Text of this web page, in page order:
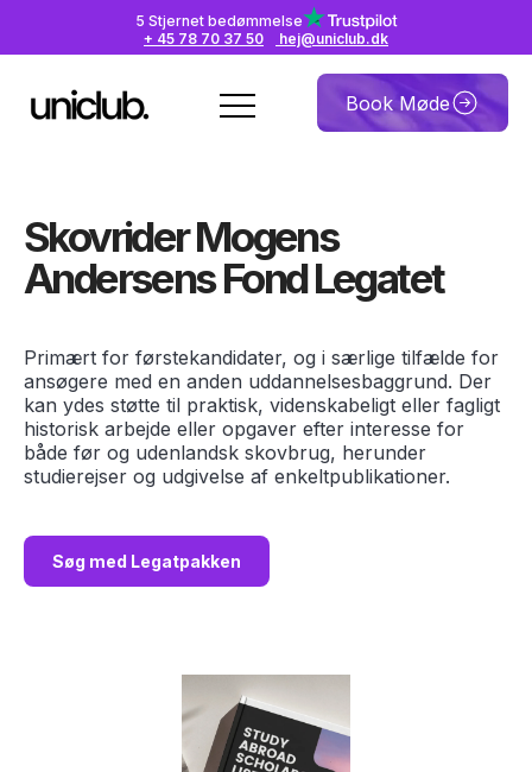
5 Stjernet bedømmelse
+ 45 78 70 37 50
hej@uniclub.dk
Book Møde
Skovrider Mogens
Andersens Fond Legatet
Primært for førstekandidater, og i særlige tilfælde for
ansøgere med en anden uddannelsesbaggrund. Der
kan ydes støtte til praktisk, videnskabeligt eller fagligt
historisk arbejde eller opgaver efter interesse for
både før og udenlandsk skovbrug, herunder
studierejser og udgivelse af enkeltpublikationer.
Søg med Legatpakken